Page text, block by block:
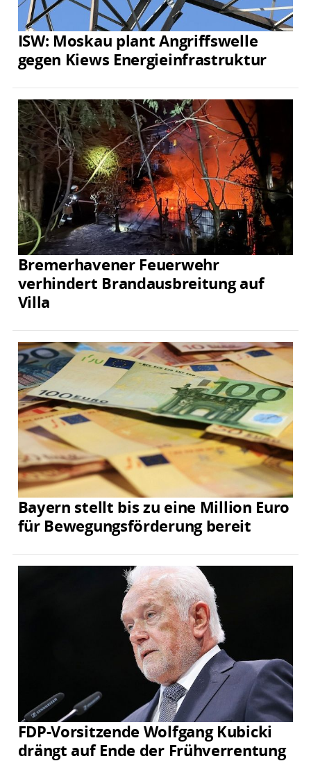
ISW: Moskau plant Angriffswelle
gegen Kiews Energieinfrastruktur
Bremerhavener Feuerwehr
verhindert Brandausbreitung auf
Villa
Bayern stellt bis zu eine Million Euro
für Bewegungsförderung bereit
FDP-Vorsitzende Wolfgang Kubicki
drängt auf Ende der Frühverrentung